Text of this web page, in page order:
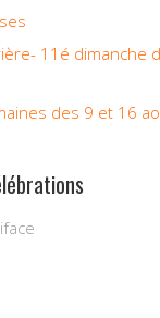
11é dimanche
des 9 et 16